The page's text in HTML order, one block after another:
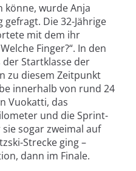
könne, wurde Anja
Die 32-Jährige
mit dem ihr
Finger?“. In den
Startklasse der
zu diesem Zeitpunkt
innerhalb von rund 24
Vuokatti, das
und die Sprint-
sogar zweimal auf
Strecke ging –
dann im Finale.